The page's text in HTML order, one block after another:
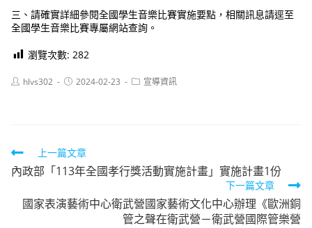
三、請確實詳細參閱全國學生音樂比賽實施要點，相關訊息請逕至
全國學生音樂比賽專屬網站查詢。
瀏覽次數: 282
Posthlvs302
Post2024-02-23
Post宣導資訊
Read
more
articles
上一篇文章
內政部「113年全國孝行獎活動實施計畫」實施計畫1份
下一篇文章
國家表演藝術中心衛武營國家藝術文化中心辦理《歐洲銅
管之聲在衛武營－衛武營國際管樂營